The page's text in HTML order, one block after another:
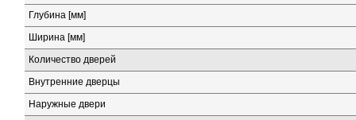
Глубина [мм]
Ширина [мм]
Количество дверей
Внутренние дверцы
Наружные двери